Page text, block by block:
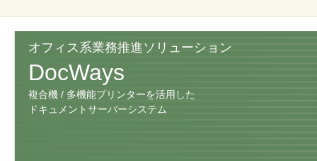
株式会社
ス
効
率
化
オフィス系業務推進ソリューション
DocWays
複合機 / 多機能プリンターを活用した
ドキュメントサーバーシステム
株
式
会
社